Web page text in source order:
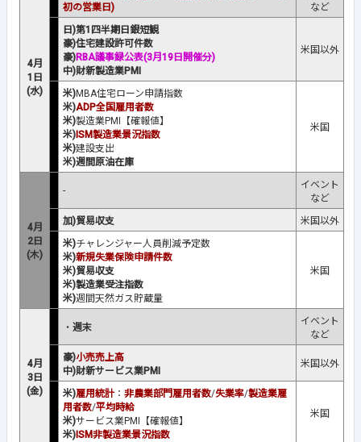
4月
1日
(水)
初の営業日)
など
日)第1四半期日銀短観
豪)住宅建設許可件数
豪)RBA議事録公表(3月19日開催分)
中)財新製造業PMI
米国以外
米)MBA住宅ローン申請指数
米)ADP全国雇用者数
米)製造業PMI【確報値】
米) ISM製造業景況指数
米)建設支出
米)週間原油在庫
米国
4月
2日
(木)
-
イベント
など
加)貿易収支
米国以外
米)チャレンジャー人員削減予定数
米)新規失業保険申請件数
米)貿易収支
米)製造業受注指数
米)週間天然ガス貯蔵量
米国
4月
3日
(金)
・ 週末
イベント
など
豪)小売売上高
中)財新サービス業PMI
米国以外
米)雇用統計： 非農業部門雇用者数/失業率/製造業雇
用者数/平均時給
米)サービス業PMI【確報値】
米) ISM非製造業景況指数
米国